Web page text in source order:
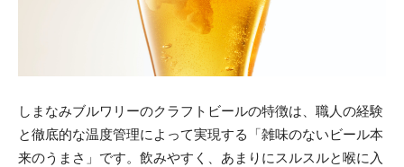
しまなみブルワリーのクラフトビールの特徴は、職人の経験
と徹底的な温度管理によって実現する「雑味のないビール本
来のうまさ」です。飲みやすく、あまりにスルスルと喉に入